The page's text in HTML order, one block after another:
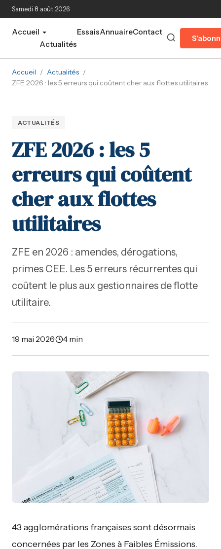
Aller au contenu principal
Samedi 8 août 2026
Accueil
Actualités
EssaisAnnuaireContact
Accueil / Actualités /
ZFE 2026 : les 5 erreurs qui coûtent cher aux flottes utilitaires
ACTUALITÉS
ZFE 2026 : les 5
erreurs qui coûtent
cher aux flottes
utilitaires
ZFE en 2026 : amendes, dérogations,
primes CEE. Les 5 erreurs récurrentes qui
coûtent le plus aux gestionnaires de flotte
utilitaire.
19 mai 2026· 4 min
43 agglomérations françaises sont désormais
concernées par les Zones à Faibles Émissions.